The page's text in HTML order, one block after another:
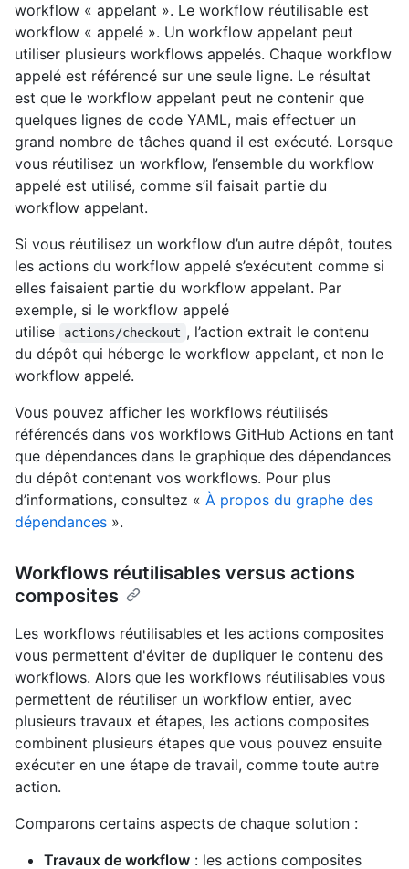
workflow « appelant ». Le workflow réutilisable est
workflow « appelé ». Un workflow appelant peut
utiliser plusieurs workflows appelés. Chaque workflow
appelé est référencé sur une seule ligne. Le résultat
est que le workflow appelant peut ne contenir que
quelques lignes de code YAML, mais effectuer un
grand nombre de tâches quand il est exécuté. Lorsque
vous réutilisez un workflow, l’ensemble du workflow
appelé est utilisé, comme s’il faisait partie du
workflow appelant.
Si vous réutilisez un workflow d’un autre dépôt, toutes
les actions du workflow appelé s’exécutent comme si
elles faisaient partie du workflow appelant. Par
exemple, si le workflow appelé
utilise
actions/checkout , l’action extrait le contenu
du dépôt qui héberge le workflow appelant, et non le
workflow appelé.
Vous pouvez afficher les workflows réutilisés
référencés dans vos workflows GitHub Actions en tant
que dépendances dans le graphique des dépendances
du dépôt contenant vos workflows. Pour plus
d’informations, consultez « À propos du graphe des
dépendances ».
Workflows réutilisables versus actions
composites
Les workflows réutilisables et les actions composites
vous permettent d'éviter de dupliquer le contenu des
workflows. Alors que les workflows réutilisables vous
permettent de réutiliser un workflow entier, avec
plusieurs travaux et étapes, les actions composites
combinent plusieurs étapes que vous pouvez ensuite
exécuter en une étape de travail, comme toute autre
action.
Comparons certains aspects de chaque solution :
Travaux de workflow : les actions composites